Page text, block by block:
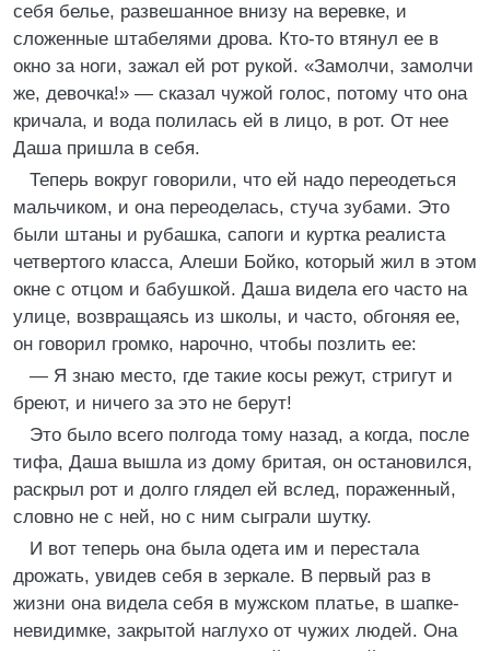
себя белье, развешанное внизу на веревке, и
сложенные штабелями дрова. Кто-то втянул ее в
окно за ноги, зажал ей рот рукой. «Замолчи, замолчи
же, девочка!» — сказал чужой голос, потому что она
кричала, и вода полилась ей в лицо, в рот. От нее
Даша пришла в себя.
Теперь вокруг говорили, что ей надо переодеться
мальчиком, и она переоделась, стуча зубами. Это
были штаны и рубашка, сапоги и куртка реалиста
четвертого класса, Алеши Бойко, который жил в этом
окне с отцом и бабушкой. Даша видела его часто на
улице, возвращаясь из школы, и часто, обгоняя ее,
он говорил громко, нарочно, чтобы позлить ее:
— Я знаю место, где такие косы режут, стригут и
бреют, и ничего за это не берут!
Это было всего полгода тому назад, а когда, после
тифа, Даша вышла из дому бритая, он остановился,
раскрыл рот и долго глядел ей вслед, пораженный,
словно не с ней, но с ним сыграли шутку.
И вот теперь она была одета им и перестала
дрожать, увидев себя в зеркале. В первый раз в
жизни она видела себя в мужском платье, в шапке-
невидимке, закрытой наглухо от чужих людей. Она